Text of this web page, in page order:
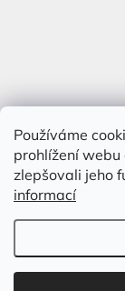
Používáme
prohlížení
zlepšovali jeho
informací